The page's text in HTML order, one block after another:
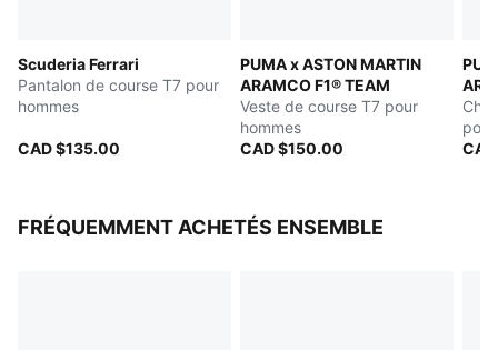
Scuderia Ferrari
Pantalon de course T7 pour
hommes
CAD $135.00
PUMA x ASTON MARTIN
ARAMCO F1® TEAM
Veste de course T7 pour
hommes
CAD $150.00
FRÉQUEMMENT ACHETÉS ENSEMBLE